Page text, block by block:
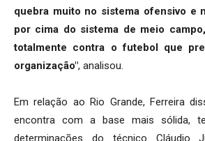
quebra muito no sistema ofensivo e
por cima do sistema de meio
totalmente contra o futebol que
organização", analisou.
Em relação ao Rio Grande, Ferreira
encontra com a base mais sólida,
determinações do técnico Cláudio